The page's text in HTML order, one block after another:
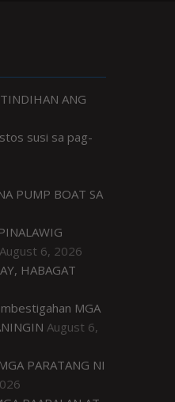
ANG
susi sa pag-
PUMP BOAT SA
August 6, 2026
HABAGAT
MGA
August 6,
PARATANG NI